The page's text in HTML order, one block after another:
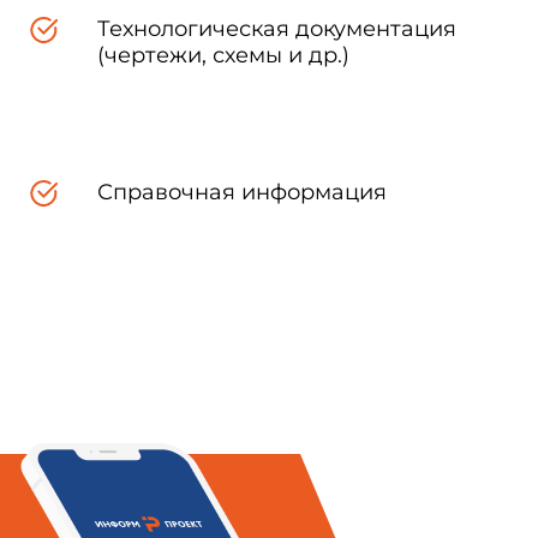
конкретные виды услуг бань
условия
Технологическая документация
(чертежи, схемы и др.)
Справочная информация